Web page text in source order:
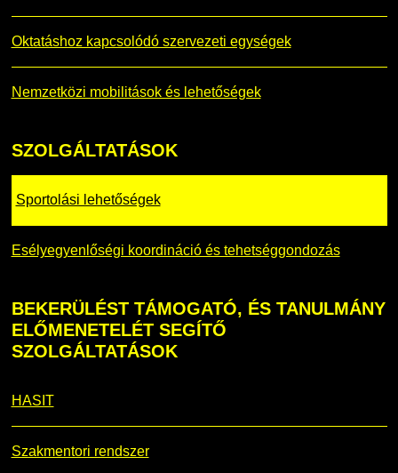
Oktatáshoz kapcsolódó szervezeti egységek
Nemzetközi mobilitások és lehetőségek
SZOLGÁLTATÁSOK
Sportolási lehetőségek
Esélyegyenlőségi koordináció és tehetséggondozás
BEKERÜLÉSTTÁMOGATÓ, ÉS TANULMÁNY
ELŐMENETELÉT SEGÍTŐ
SZOLGÁLTATÁSOK
HASIT
Szakmentori rendszer